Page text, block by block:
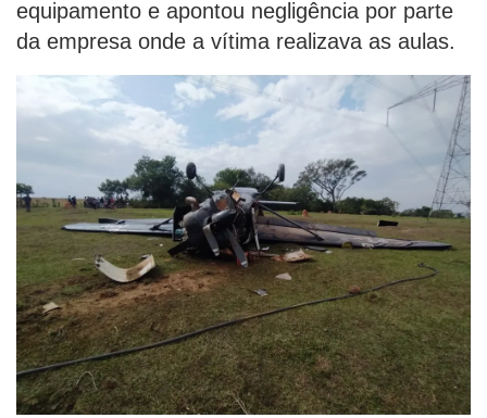
equipamento e apontou negligência por parte
da empresa onde a vítima realizava as aulas.